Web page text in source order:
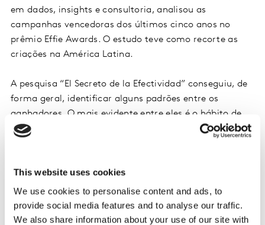
This website uses cookies
We use cookies to personalise content and ads, to
provide social media features and to analyse our traffic.
We also share information about your use of our site with
em dados, insights e consultoria, analisou as
campanhas vencedoras dos últimos cinco anos no
prêmio Effie Awards. O estudo teve como recorte as
criações na América Latina.
A pesquisa “El Secreto de la Efectividad” conseguiu, de
forma geral, identificar alguns padrões entre os
ganhadores. O mais evidente entre eles é o hábito de
colocar o consumidor no centro da estratégia de
relacionamento com a marca e repercutem efeitos nos
curto e longo prazos.
A Kantar também apontou que as publicidades